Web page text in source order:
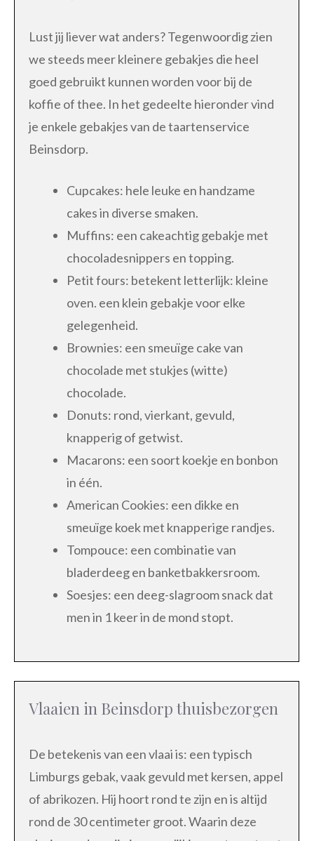
Lust jij liever wat anders? Tegenwoordig zien
we steeds meer kleinere gebakjes die heel
goed gebruikt kunnen worden voor bij de
koffie of thee. In het gedeelte hieronder vind
je enkele gebakjes van de taartenservice
Beinsdorp.
Cupcakes: hele leuke en handzame
cakes in diverse smaken.
Muffins: een cakeachtig gebakje met
chocoladesnippers en topping.
Petit fours: betekent letterlijk: kleine
oven. een klein gebakje voor elke
gelegenheid.
Brownies: een smeuïge cake van
chocolade met stukjes (witte)
chocolade.
Donuts: rond, vierkant, gevuld,
knapperig of getwist.
Macarons: een soort koekje en bonbon
in één.
American Cookies: een dikke en
smeuïge koek met knapperige randjes.
Tompouce: een combinatie van
bladerdeeg en banketbakkersroom.
Soesjes: een deeg-slagroom snack dat
men in 1 keer in de mond stopt.
Vlaaien in Beinsdorp thuisbezorgen
De betekenis van een vlaai is: een typisch
Limburgs gebak, vaak gevuld met kersen, appel
of abrikozen. Hij hoort rond te zijn en is altijd
rond de 30 centimeter groot. Waarin deze